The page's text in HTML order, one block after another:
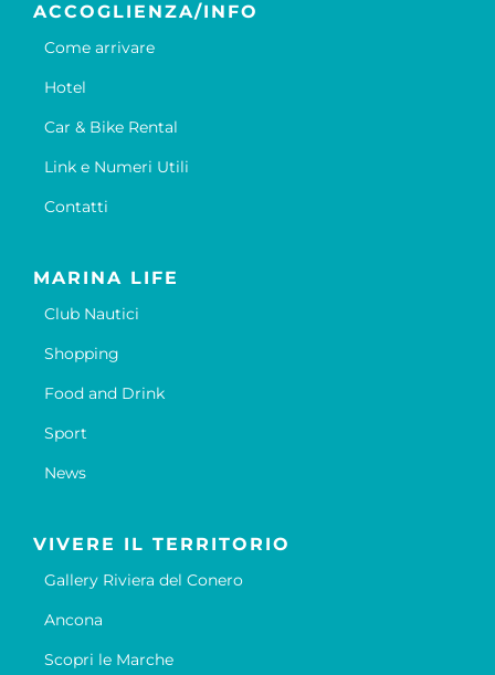
ACCOGLIENZA/INFO
Come arrivare
Hotel
Car & Bike Rental
Link e Numeri Utili
Contatti
MARINA LIFE
Club Nautici
Shopping
Food and Drink
Sport
News
VIVERE IL TERRITORIO
Gallery Riviera del Conero
Ancona
Scopri le Marche